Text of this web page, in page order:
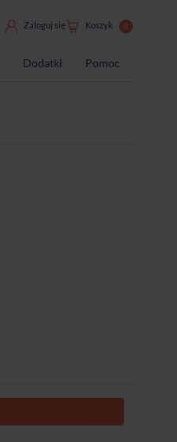
Zaloguj się Koszyk 0
Dodatki Pomoc